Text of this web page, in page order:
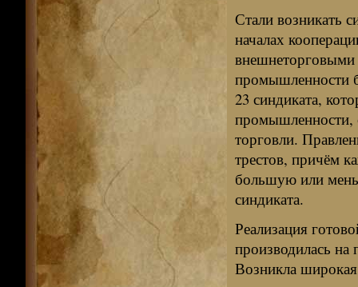
Стали возникать
началах
внешнеторговыми
промышленности
23 синдиката,
промышленности,
торговли.
трестов, причём
большую или
синдиката.
Реализация
производилась
Возникла